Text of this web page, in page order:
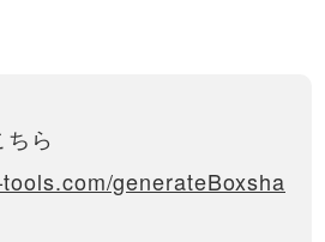
ら
generateBoxsha